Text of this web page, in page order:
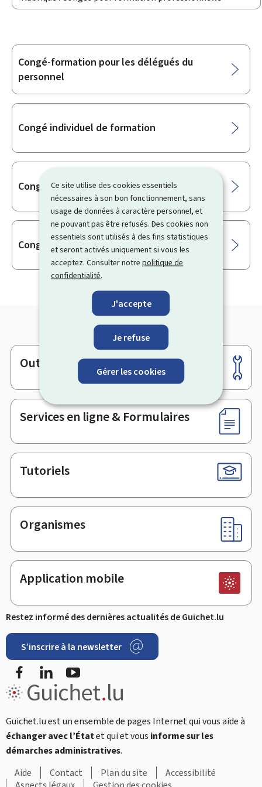
Ce site utilise des cookies essentiels
nécessaires à son bon fonctionnement, sans
usage de données à caractère personnel, et
ne pouvant pas être refusés. Des cookies non
essentiels sont utilisés à des fins statistiques
et seront activés uniquement si vous les
acceptez. Consulter notrepolitique de
confidentialité.
J'accepte
Je refuse
Gérer les cookies
Sous-
rubriques
Congé-formation pour les délégués du
personnel
Congé individuel de formation
Congé sans solde pour formation
Congé linguistique
Pied
de
page
Outils
Services en ligne & Formulaires
Tutoriels
Organismes
Application mobile
Restez informé des dernières actualités de Guichet.lu
S’inscrire à la newsletter
FacebookLinkedIn
Guichet.lu est un ensemble de pages Internet qui vous aide à
échanger avec l’Étatet qui et vous informe sur les
démarches administratives.
Aide
Contact Plan du site
Accessibilité